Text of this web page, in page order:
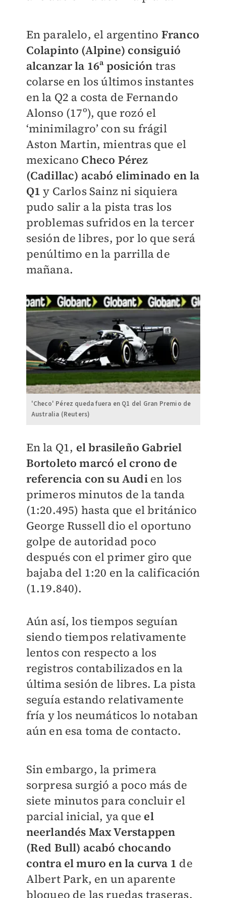
En paralelo, el argentino Franco
Colapinto (Alpine) consiguió
alcanzar la 16ª posición tras
colarse en los últimos instantes
en la Q2 a costa de Fernando
Alonso (17º), que rozó el
‘minimilagro’ con su frágil
Aston Martin, mientras que el
mexicano Checo Pérez
(Cadillac) acabó eliminado en la
Q1 y Carlos Sainz ni siquiera
pudo salir a la pista tras los
problemas sufridos en la tercer
sesión de libres, por lo que será
penúltimo en la parrilla de
mañana.
'Checo' Pérez queda fuera en Q1 del Gran Premio de
Australia (Reuters)
En la Q1, el brasileño Gabriel
Bortoleto marcó el crono de
referencia con su Audien los
primeros minutos de la tanda
(1:20.495) hasta que el británico
George Russell dio el oportuno
golpe de autoridad poco
después con el primer giro que
bajaba del 1:20 en la calificación
(1.19.840).
Aún así, los tiempos seguían
siendo tiempos relativamente
lentos con respecto a los
registros contabilizados en la
última sesión de libres. La pista
seguía estando relativamente
fría y los neumáticos lo notaban
aún en esa toma de contacto.
Sin embargo, la primera
sorpresa surgió a poco más de
siete minutos para concluir el
parcial inicial, ya que el
neerlandés Max Verstappen
(Red Bull) acabó chocando
contra el muro en la curva 1 de
Albert Park, en un aparente
bloqueo de las ruedas traseras.